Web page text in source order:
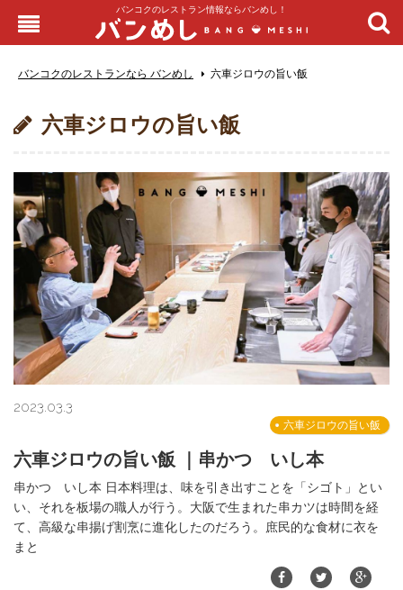
バンコクのレストラン情報ならバンめし！
バンコクのレストランなら バンめし 六車ジロウの旨い飯
六車ジロウの旨い飯
2023.03.3
六車ジロウの旨い飯
六車ジロウの旨い飯 ｜串かつ いし本
串かつ いし本 日本料理は、味を引き出すことを「シゴト」とい
い、それを板場の職人が行う。大阪で生まれた串カツは時間を経
て、高級な串揚げ割烹に進化したのだろう。庶民的な食材に衣を
まと